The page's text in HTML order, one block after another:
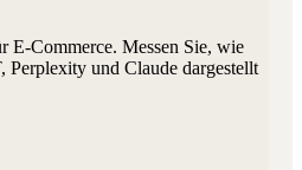
E-Commerce. Messen Sie, wie
Perplexity und Claude dargestellt